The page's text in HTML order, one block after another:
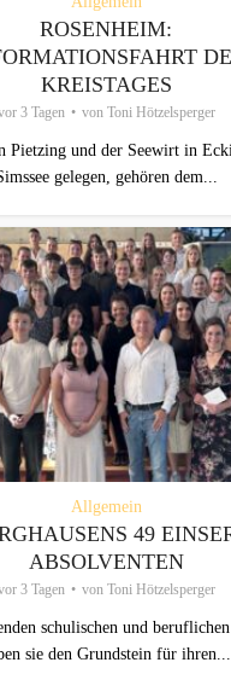
ROSENHEIM:
KREISTAGES
3 Tagen von Toni Hötzelsperger
Pietzing und der Seewirt in
gelegen, gehören dem...
Allgemein
49
ABSOLVENTEN
3 Tagen von Toni Hötzelsperger
schulischen und
sie den Grundstein für ihren...